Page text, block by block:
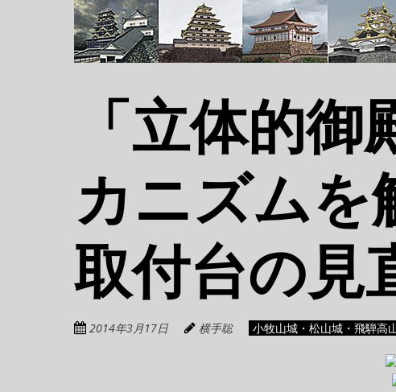
「立体的
カニズムを
取付台の見
2014年3月17日 横手聡 小牧山城・松山城・飛騨高